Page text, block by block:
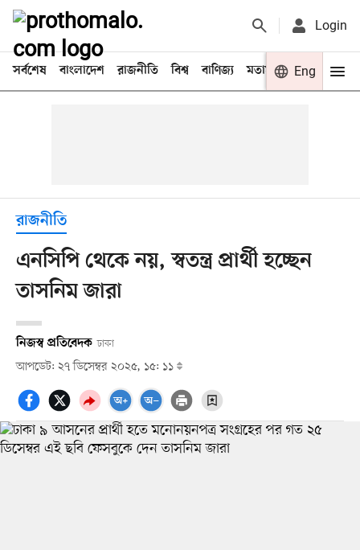
Login
সর্বশেষ বাংলাদেশ রাজনীতি বিশ্ব বাণিজ্য মতামত খেলা
Eng
রাজনীতি
এনসিপি থেকে নয়, স্বতন্ত্র প্রার্থী হচ্ছেন
তাসনিম জারা
নিজস্ব প্রতিবেদক ঢাকা
আপডেট: ২৭ ডিসেম্বর ২০২৫, ১৫: ১১